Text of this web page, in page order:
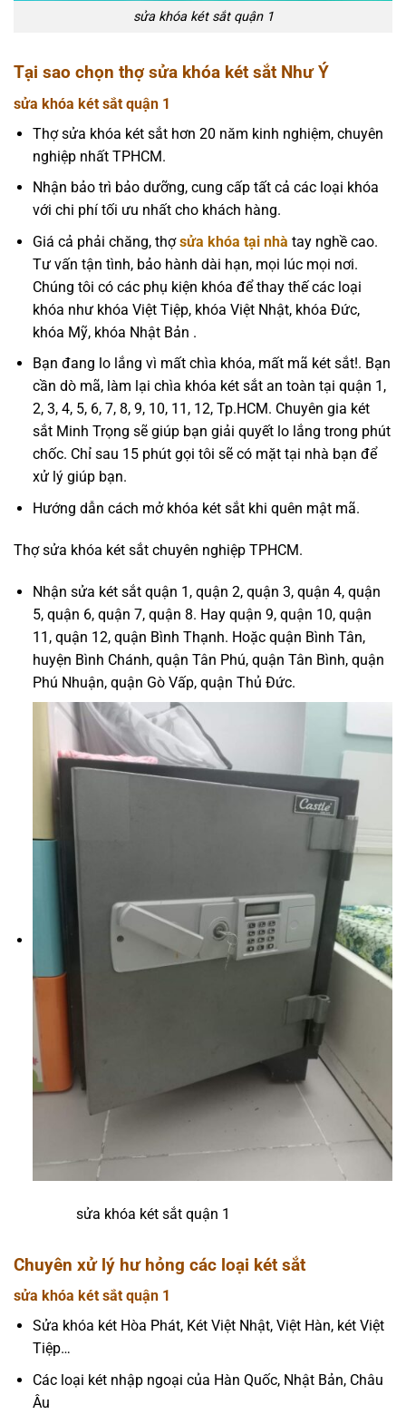
sửa khóa két sắt quận 1
Tại sao chọn thợ sửa khóa két sắt Như Ý
sửa khóa két sắt quận 1
Thợ sửa khóa két sắt hơn 20 năm kinh nghiệm, chuyên
nghiệp nhất TPHCM.
Nhận bảo trì bảo dưỡng, cung cấp tất cả các loại khóa
với chi phí tối ưu nhất cho khách hàng.
Giá cả phải chăng, thợsửa khóa tại nhà tay nghề cao.
Tư vấn tận tình, bảo hành dài hạn, mọi lúc mọi nơi.
Chúng tôi có các phụ kiện khóa để thay thế các loại
khóa như khóa Việt Tiệp, khóa Việt Nhật, khóa Đức,
khóa Mỹ, khóa Nhật Bản .
Bạn đang lo lắng vì mất chìa khóa, mất mã két sắt!. Bạn
cần dò mã, làm lại chìa khóa két sắt an toàn tại quận 1,
2, 3, 4, 5, 6, 7, 8, 9, 10, 11, 12, Tp.HCM. Chuyên gia két
sắt Minh Trọng sẽ giúp bạn giải quyết lo lắng trong phút
chốc. Chỉ sau 15 phút gọi tôi sẽ có mặt tại nhà bạn để
xử lý giúp bạn.
Hướng dẫn cách mở khóa két sắt khi quên mật mã.
Thợ sửa khóa két sắt chuyên nghiệp TPHCM.
Nhận sửa két sắt quận 1, quận 2, quận 3, quận 4, quận
5, quận 6, quận 7, quận 8. Hay quận 9, quận 10, quận
11, quận 12, quận Bình Thạnh. Hoặc quận Bình Tân,
huyện Bình Chánh, quận Tân Phú, quận Tân Bình, quận
Phú Nhuận, quận Gò Vấp, quận Thủ Đức.
sửa khóa két sắt quận 1
Chuyên xử lý hư hỏng các loại két sắt
sửa khóa két sắt quận 1
Sửa khóa két Hòa Phát, Két Việt Nhật, Việt Hàn, két Việt
Tiệp…
Các loại két nhập ngoại của Hàn Quốc, Nhật Bản, Châu
Âu